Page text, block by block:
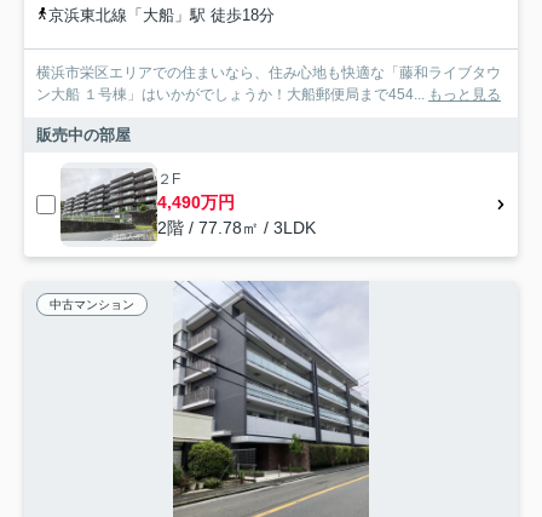
京浜東北線「大船」駅 徒歩18分
横浜市栄区エリアでの住まいなら、住み心地も快適な「藤和ライブタウ
ン大船 １号棟」はいかがでしょうか！大船郵便局まで454... もっと見る
販売中の部屋
２F
4,490万円
2階 / 77.78㎡ / 3LDK
中古マンション